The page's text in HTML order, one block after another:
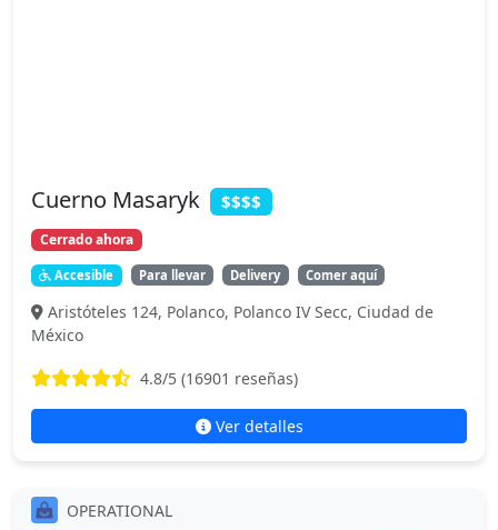
Cuerno Masaryk $$$$
Cerrado ahora
Accesible Para llevar Delivery Comer aquí
Aristóteles 124, Polanco, Polanco IV Secc, Ciudad de
México
4.8/5 (16901 reseñas)
Ver detalles
OPERATIONAL